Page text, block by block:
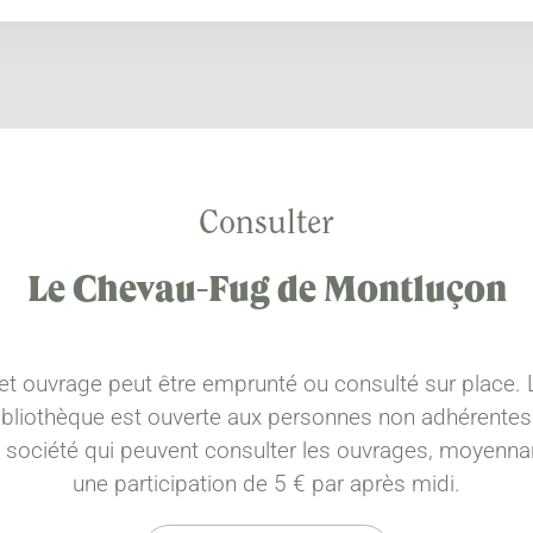
Consulter
Le Chevau-Fug de Montluçon
ouvrage peut être emprunté ou consulté sur place.
est ouverte aux personnes non
société qui peuvent consulter les ouvrages,
une participation de 5 € par après midi.